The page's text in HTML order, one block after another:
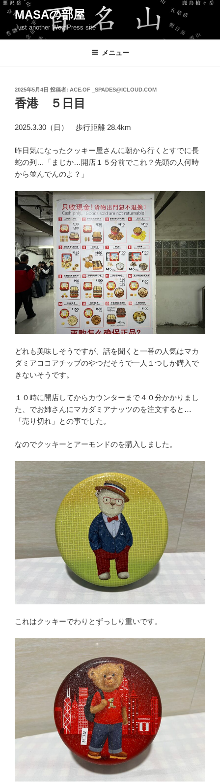
コ
ン
MASAの部屋
Just another WordPress site
メニュー
投
稿
日:
2025年5月4日 投稿者: ACE.OF _SPADES@ICLOUD.COM
香港 ５日目
2025.3.30（日） 歩行距離 28.4km
昨日気になったクッキー屋さんに朝から行くとすでに長
蛇の列…「まじか…開店１５分前でこれ？先頭の人何時
から並んでんのよ？」
どれも美味しそうですが、話を聞くと一番の人気はマカ
ダミアココアチップのやつだそうで一人１つしか購入で
きないそうです。
１０時に開店してからカウンターまで４０分かかりまし
た、でお姉さんにマカダミアナッツのを注文すると…
「売り切れ」との事でした。
なのでクッキーとアーモンドのを購入しました。
これはクッキーでわりとずっしり重いです。